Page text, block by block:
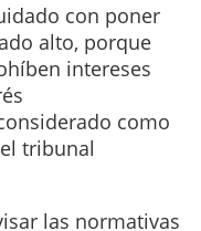
con poner
alto, porque
intereses
como
tribunal
las normativas